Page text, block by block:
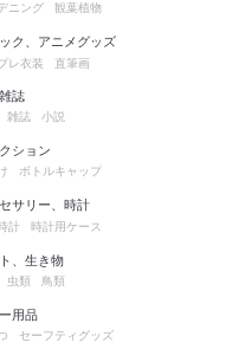
ニング 観葉植物
ク、アニメグッズ
レ衣装 直筆画
誌
雑誌 小説
ション
ボトルキャップ
サリー、時計
計 時計用ケース
、生き物
虫類 鳥類
用品
セーフティグッズ